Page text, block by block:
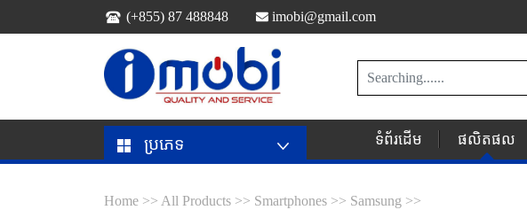
(+855) 87 488848 imobi@gmail.com
ប្រភេទ ទំព័រដើម ផលិតផល
Home >> All Products >> Smartphones >> Samsung >>